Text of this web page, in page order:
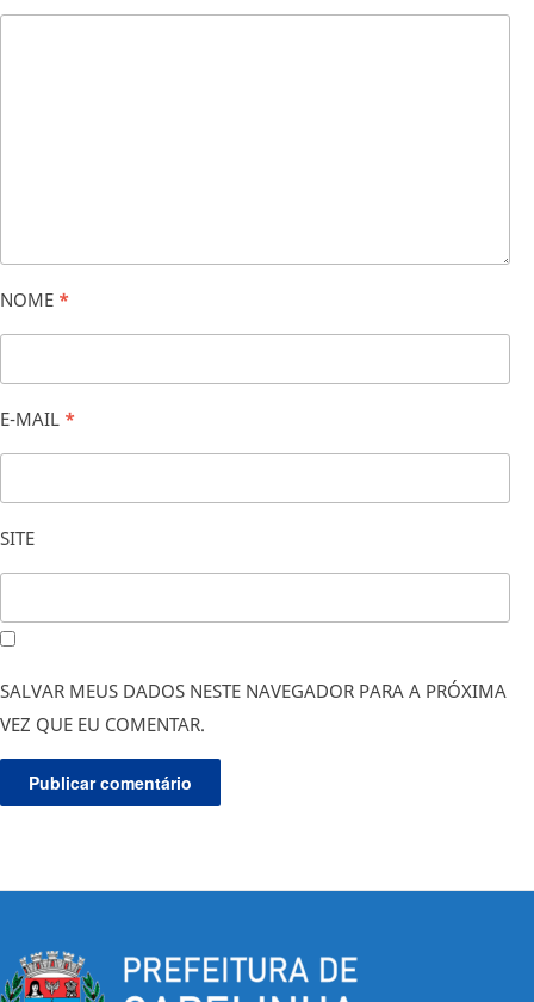
NOME *
E-MAIL *
SITE
SALVAR MEUS DADOS NESTE NAVEGADOR PARA A PRÓXIMA
VEZ QUE EU COMENTAR.